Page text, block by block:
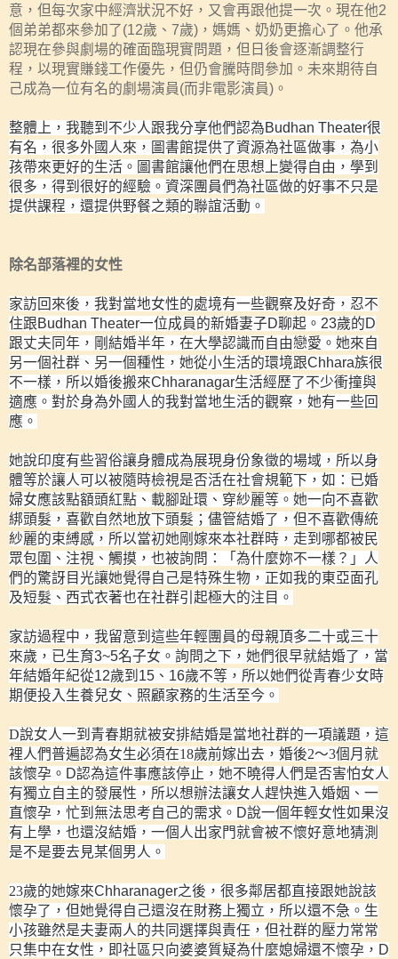
意，但每次家中經濟狀況不好，又會再跟他提一次。現在他2
個弟弟都來參加了(12歲、 7歲) ，媽媽、奶奶更擔心了。他承
認現在參與劇場的確面臨現實問題，但日後會逐漸調整行
程，以現實賺錢工作優先，但仍會騰時間參加。未來期待自
己成為一位有名的劇場演員(而非電影演員) 。
整體上，我聽到不少人跟我分享他們認為Budhan Theater很
有名，很多外國人來，圖書館提供了資源為社區做事，為小
孩帶來更好的生活。圖書館讓他們在思想上變得自由，學到
很多，得到很好的經驗。資深團員們為社區做的好事不只是
提供課程，還提供野餐之類的聯誼活動。
除名部落裡的女性
家訪回來後，我對當地女性的處境有一些觀察及好奇，忍不
住跟Budhan Theater一位成員的新婚妻子D聊起。 23歲的D
跟丈夫同年，剛結婚半年，在大學認識而自由戀愛。她來自
另一個社群、另一個種性，她從小生活的環境跟Chhara族很
不一樣，所以婚後搬來Chharanagar生活經歷了不少衝撞與
適應。對於身為外國人的我對當地生活的觀察，她有一些回
應。
她說印度有些習俗讓身體成為展現身份象徵的場域，所以身
體等於讓人可以被隨時檢視是否活在社會規範下，如：已婚
婦女應該點額頭紅點、載腳趾環、穿紗麗等。她一向不喜歡
綁頭髮，喜歡自然地放下頭髮；儘管結婚了，但不喜歡傳統
紗麗的束縛感，所以當初她剛嫁來本社群時，走到哪都被民
眾包圍、注視、觸摸，也被詢問：「為什麼妳不一樣？」人
們的驚訝目光讓她覺得自己是特殊生物，正如我的東亞面孔
及短髮、西式衣著也在社群引起極大的注目。
家訪過程中，我留意到這些年輕團員的母親頂多二十或三十
來歲，已生育3~5名子女。詢問之下，她們很早就結婚了，當
年結婚年紀從12歲到 15 、 16歲不等，所以她們從青春少女時
期便投入生養兒女、照顧家務的生活至今。
D說女人一到青春期就被安排結婚是當地社群的一項議題， 這
裡人們普遍認為女生必須在18歲前嫁出去，婚後2～3個月就
該懷孕。 D認為這件事應該停止，她不曉得人們是否害怕女人
有獨立自主的發展性，所以想辦法讓女人趕快進入婚姻、一
直懷孕，忙到無法思考自己的需求。 D說一個年輕女性如果沒
有上學，也還沒結婚，一個人出家門就會被不懷好意地猜測
是不是要去見某個男人。
23歲的她嫁來Chharanager之後，很多鄰居都直接跟她說該
懷孕了，但她覺得自己還沒在財務上獨立，所以還不急。生
小孩雖然是夫妻兩人的共同選擇與責任，但社群的壓力常常
只集中在女性，即社區只向婆婆質疑為什麼媳婦還不懷孕， D